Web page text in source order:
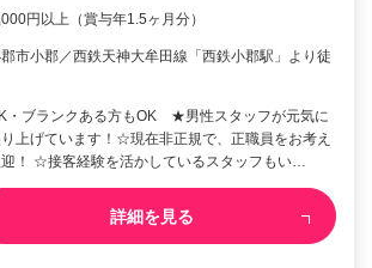
円以上（賞与年1.5ヶ月分）
市小郡／西鉄天神大牟田線「西鉄小郡駅」より徒
・ブランクある方もOK ★男性スタッフが元気に
上げています！☆現在非正規で、正職員をお考え
！ ☆接客経験を活かしているスタッフもい…
詳細を見る